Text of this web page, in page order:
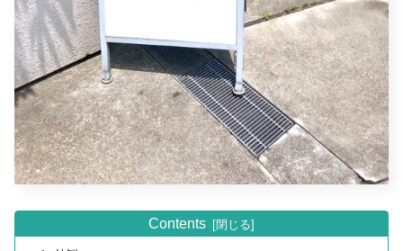
Contents